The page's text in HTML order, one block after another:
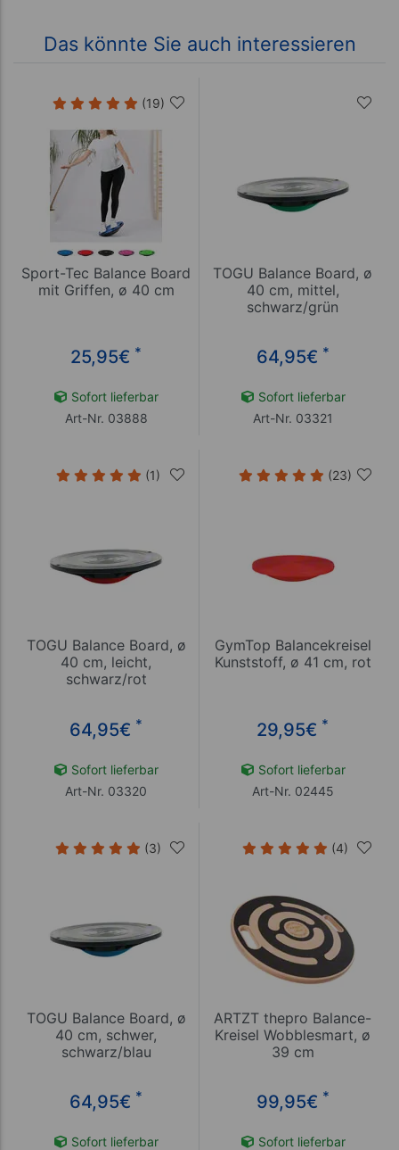
Das könnte Sie auch interessieren
(19)
Sport-Tec Balance Board
mit Griffen, ø 40 cm
25,95€ *
Sofort lieferbar
Art-Nr. 03888
TOGU Balance Board, ø
40 cm, mittel,
schwarz/grün
64,95€ *
Sofort lieferbar
Art-Nr. 03321
(1)
TOGU Balance Board, ø
40 cm, leicht,
schwarz/rot
64,95€ *
Sofort lieferbar
Art-Nr. 03320
(23)
GymTop Balancekreisel
Kunststoff, ø 41 cm, rot
29,95€ *
Sofort lieferbar
Art-Nr. 02445
(3)
TOGU Balance Board, ø
40 cm, schwer,
schwarz/blau
64,95€ *
Sofort lieferbar
(4)
ARTZT thepro Balance-
Kreisel Wobblesmart, ø
39 cm
99,95€ *
Sofort lieferbar